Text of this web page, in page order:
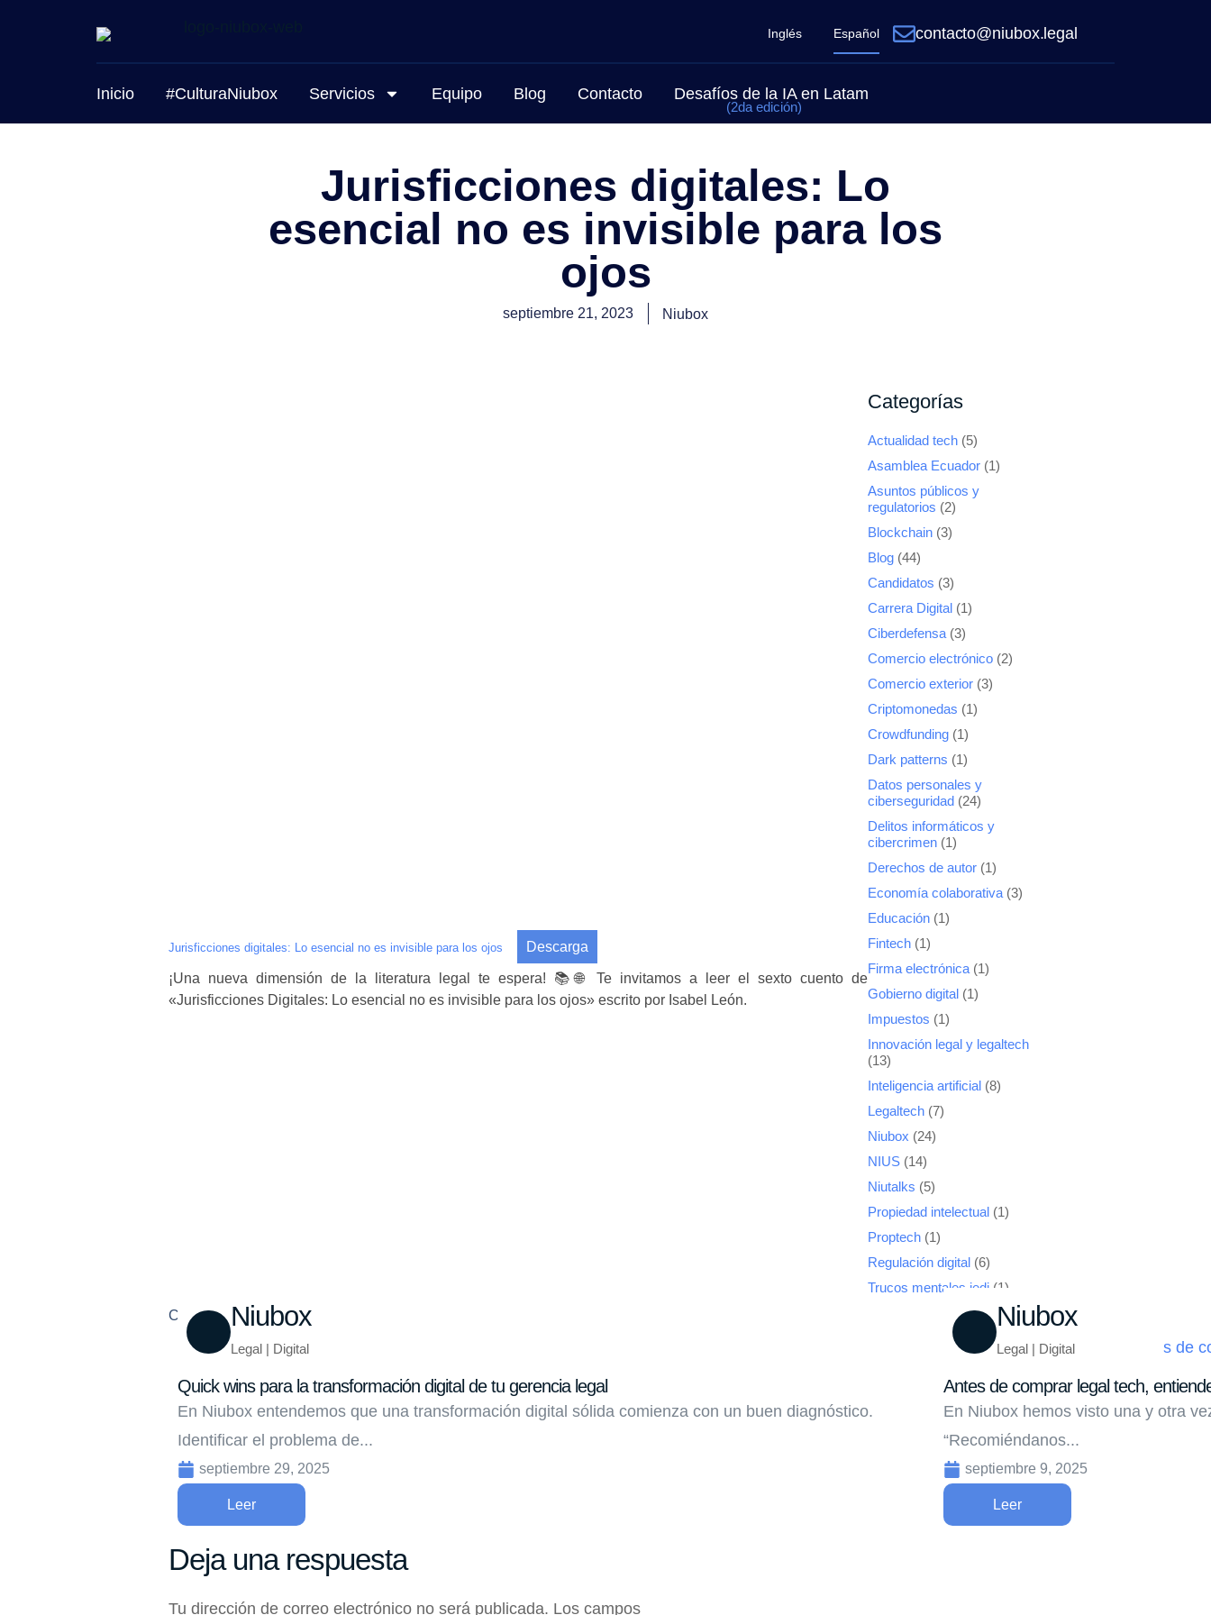
contacto@niubox.legal
Inglés Español
Inicio #CulturaNiubox Servicios Equipo Blog Contacto Desafíos de la IA en Latam
(2da edición)
Jurisficciones digitales: Lo
esencial no es invisible para los
ojos
septiembre 21, 2023 Niubox
Jurisficciones digitales: Lo esencial no es invisible para los ojos Descarga
¡Una nueva dimensión de la literatura legal te espera! 📚🌐 Te invitamos a leer el sexto cuento de
«Jurisficciones Digitales: Lo esencial no es invisible para los ojos» escrito por Isabel León.
Categorías
Actualidad tech (5)
Asamblea Ecuador (1)
Asuntos públicos y
regulatorios (2)
Blockchain (3)
Blog (44)
Candidatos (3)
Carrera Digital (1)
Ciberdefensa (3)
Comercio electrónico (2)
Comercio exterior (3)
Criptomonedas (1)
Crowdfunding (1)
Dark patterns (1)
Datos personales y
ciberseguridad (24)
Delitos informáticos y
cibercrimen (1)
Derechos de autor (1)
Economía colaborativa (3)
Educación (1)
Fintech (1)
Firma electrónica (1)
Gobierno digital (1)
Impuestos (1)
Innovación legal y legaltech
(13)
Inteligencia artificial (8)
Legaltech (7)
Niubox (24)
NIUS (14)
Niutalks (5)
Propiedad intelectual (1)
Proptech (1)
Regulación digital (6)
Trucos mentales jedi (1)
Compartir Niubox
Legal | Digital
Quick wins para la transformación digital de tu gerencia legal
En Niubox entendemos que una transformación digital sólida comienza con un buen diagnóstico.
Identificar el problema de...
septiembre 29, 2025
Leer
Niubox
Legal | Digital
Antes de comprar legal tech,
En Niubox hemos visto una y otra
“Recomiéndanos...
septiembre 9, 2025
Leer
Deja una respuesta
Tu dirección de correo electrónico no será publicada. Los campos